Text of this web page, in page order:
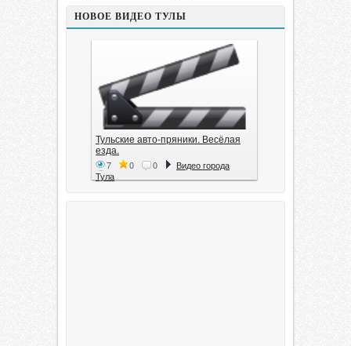
НОВОЕ ВИДЕО ТУЛЫ
Тульские авто-пряники. Весёлая
езда.
7 0 0
Видео города
Тула